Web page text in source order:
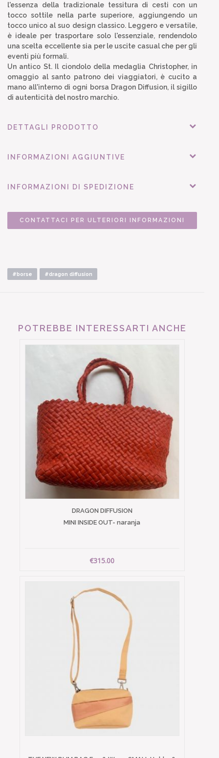
l'essenza della tradizionale tessitura di cesti con un
tocco sottile nella parte superiore, aggiungendo un
tocco unico al suo design classico. Leggero e versatile,
è ideale per trasportare solo l'essenziale, rendendolo
una scelta eccellente sia per le uscite casual che per gli
eventi più formali.
Un antico St. Il ciondolo della medaglia Christopher, in
omaggio al santo patrono dei viaggiatori, è cucito a
mano all'interno di ogni borsa Dragon Diffusion, il sigillo
di autenticità del nostro marchio.
DETTAGLI PRODOTTO
INFORMAZIONI AGGIUNTIVE
INFORMAZIONI DI SPEDIZIONE
CONTATTACI PER ULTERIORI INFORMAZIONI
#borse #dragon diffusion
POTREBBE INTERESSARTI ANCHE
DRAGON DIFFUSION
MINI INSIDE OUT- naranja
€315.00